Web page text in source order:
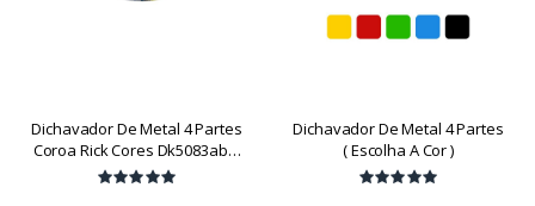
Dichavador De Metal 4 Partes
Coroa Rick Cores Dk5083ab-4
Und
Dichavador De Metal 4 Partes
( Escolha A Cor )